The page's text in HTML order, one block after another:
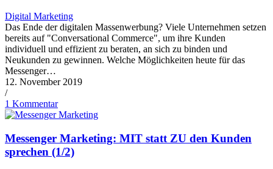
Digital Marketing
Das Ende der digitalen Massenwerbung? Viele Unternehmen setzen
bereits auf "Conversational Commerce", um ihre Kunden
individuell und effizient zu beraten, an sich zu binden und
Neukunden zu gewinnen. Welche Möglichkeiten heute für das
Messenger…
12. November 2019
/
1 Kommentar
Messenger Marketing: MIT statt ZU den Kunden
sprechen (1/2)